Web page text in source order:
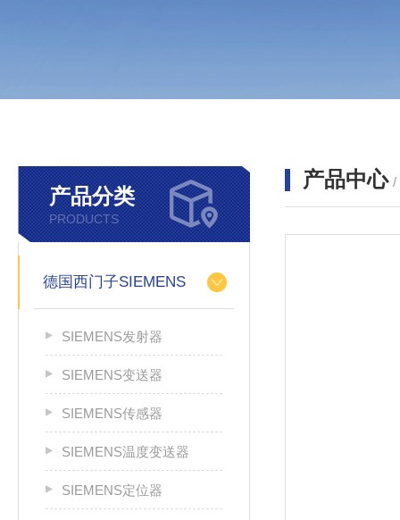
产品分类
PRODUCTS
德国西门子SIEMENS
SIEMENS发射器
SIEMENS变送器
SIEMENS传感器
SIEMENS温度变送器
SIEMENS定位器
产品中心 /